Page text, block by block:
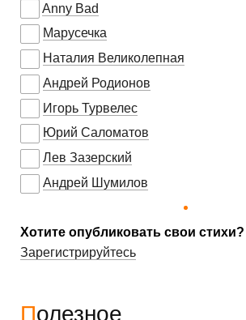
Anny Bad
Марусечка
Наталия Великолепная
Андрей Родионов
Игорь Турвелес
Юрий Саломатов
Лев Зазерский
Андрей Шумилов
Хотите опубликовать свои стихи?
Зарегистрируйтесь
Полезное